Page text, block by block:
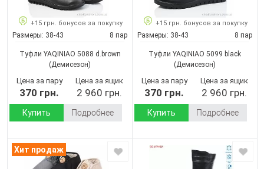
+15 грн. бонусов за покупку
Размеры: 38-43 8 пар
Туфли YAQINIAO 5088 d.brown
(Демисезон)
Цена за пару
370 грн.
Цена за ящик
2 960 грн.
Купить Подробнее
+15 грн. бонусов за покупку
Размеры: 38-43 8 пар
Туфли YAQINIAO 5099 black
(Демисезон)
Цена за пару
370 грн.
Цена за ящик
2 960 грн.
Купить Подробнее
Хит продаж